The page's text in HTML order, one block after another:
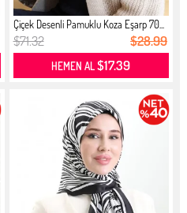
Çiçek Desenli Pamuklu Koza Eşarp 70...
$71.32 $28.99
HEMEN AL$17.39